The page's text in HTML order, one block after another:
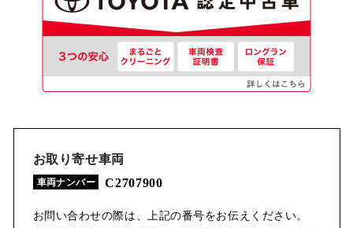
お取り寄せ車両
車両ナンバー C2707900
お問い合わせの際は、上記の番号をお伝えください。